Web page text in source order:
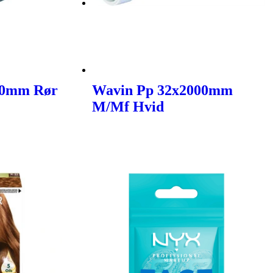
Rør
Wavin Pp 32x2000mm
M/Mf Hvid